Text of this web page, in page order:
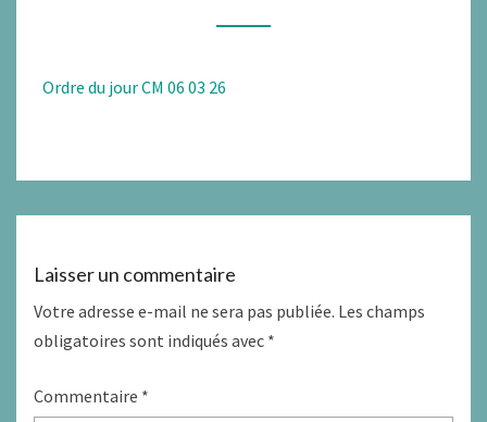
Ordre du jour CM 06 03 26
Laisser un commentaire
Votre adresse e-mail ne sera pas publiée. Les champs
obligatoires sont indiqués avec *
Commentaire *